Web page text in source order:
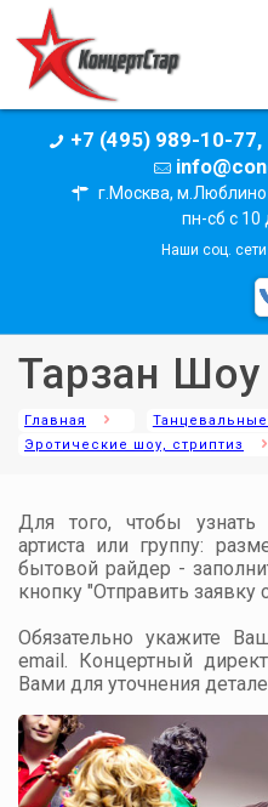
+7 (495) 989-10-77,
г.Москва, м.Люблино
пн-сб с 10
Наши соц.
Тарзан Шоу
Главная
Эротические шоу, стриптиз
Для того, чтобы узнать
артиста или группу:
бытовой райдер -
кнопку "Отправить заявку
Обязательно укажите
email. Концертный
Вами для уточнения